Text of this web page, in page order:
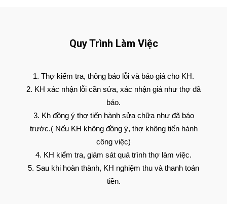
Quy Trình Làm Việc
Thợ kiểm tra, thông báo lỗi và báo giá cho KH.
KH xác nhận lỗi cần sửa, xác nhận giá như thợ đã
báo.
Kh đồng ý thợ tiến hành sửa chữa như đã báo
trước.( Nếu KH không đồng ý, thợ không tiến hành
công việc)
KH kiểm tra, giám sát quá trình thợ làm việc.
Sau khi hoàn thành, KH nghiệm thu và thanh toán
tiền.